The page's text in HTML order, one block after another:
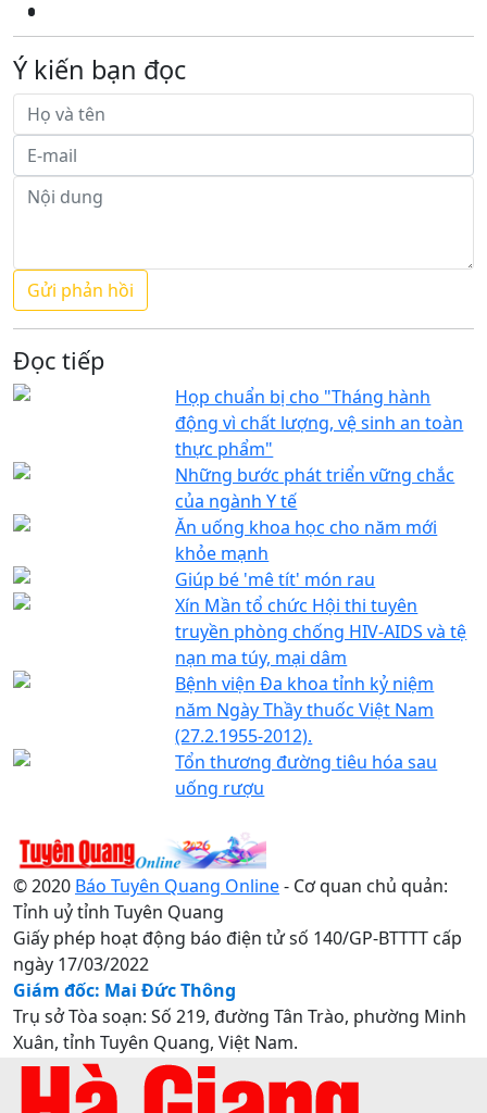
Ý kiến bạn đọc
Đọc tiếp
Họp chuẩn bị cho "Tháng hành
động vì chất lượng, vệ sinh an toàn
thực phẩm"
Những bước phát triển vững chắc
của ngành Y tế
Ăn uống khoa học cho năm mới
khỏe mạnh
Giúp bé 'mê tít' món rau
Xín Mần tổ chức Hội thi tuyên
truyền phòng chống HIV-AIDS và tệ
nạn ma túy, mại dâm
Bệnh viện Đa khoa tỉnh kỷ niệm
năm Ngày Thầy thuốc Việt Nam
(27.2.1955-2012).
Tổn thương đường tiêu hóa sau
uống rượu
© 2020 Báo Tuyên Quang Online- Cơ quan chủ quản:
Tỉnh uỷ tỉnh Tuyên Quang
Giấy phép hoạt động báo điện tử số 140/GP-BTTTT cấp
ngày 17/03/2022
Giám đốc: Mai Đức Thông
Trụ sở Tòa soạn: Số 219, đường Tân Trào, phường Minh
Xuân, tỉnh Tuyên Quang, Việt Nam.
Điện thoại: 0207.3822820 - 0207.3817155 / Fax:
0207.3822821 - Email: